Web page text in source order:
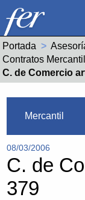
Portada
Contratos
Actual:
C. de Comercio
Mercantil
08/03/2006
C. de
379